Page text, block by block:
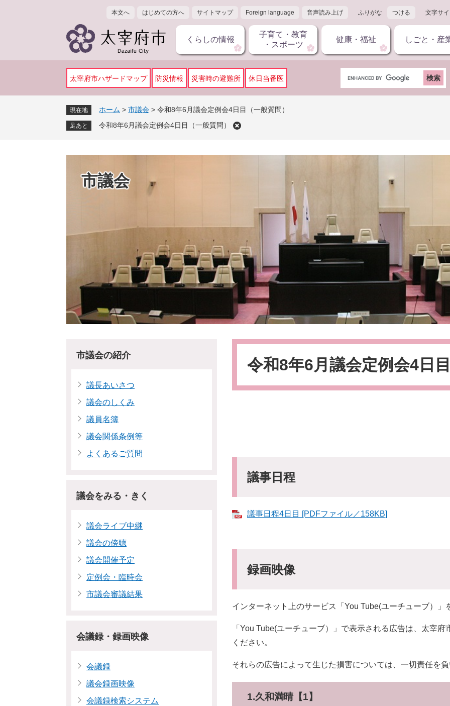
本文へ はじめての方へ サイトマップ Foreign language 音声読み上げ ふりがな つける 文字サ
くらしの情報
子育て・教育
・スポーツ
健康・福祉 しごと・産
太宰府市ハザードマップ 防災情報 災害時の避難所 休日当番医
G
o
現在地 ホーム > 市議会 > 令和8年6月議会定例会4日目（一般質問）
足あと 令和8年6月議会定例会4日目（一般質問）
市議会
本
令和8年6月議会定例会4日
議事日程
議事日程4日目 [PDFファイル／158KB]
録画映像
インターネット上のサービス「You Tube(ユーチューブ）
「You Tube(ユーチューブ）」で表示される広告は、太宰
ください。
それらの広告によって生じた損害については、一切責任を
1.久和満晴【1】
市議会の紹介
議長あいさつ
議会のしくみ
議員名簿
議会関係条例等
よくあるご質問
議会をみる・きく
議会ライブ中継
議会の傍聴
議会開催予定
定例会・臨時会
市議会審議結果
会議録・録画映像
会議録
議会録画映像
会議録検索システム